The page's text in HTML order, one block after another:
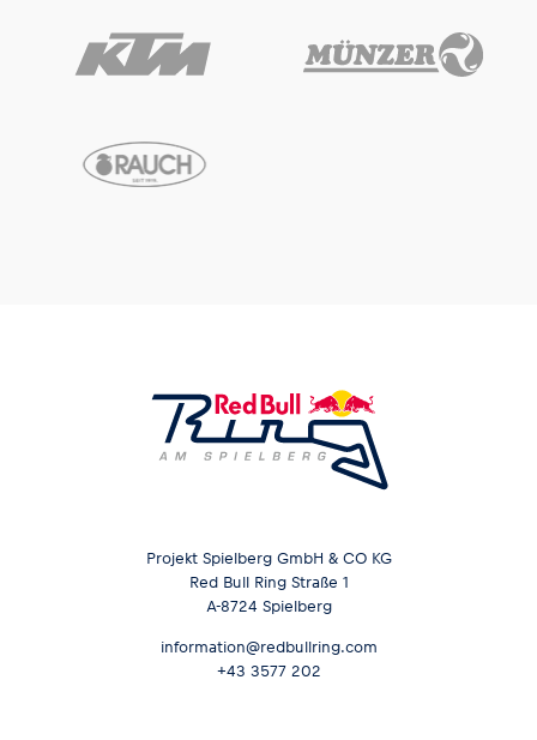
Projekt Spielberg GmbH & CO KG
Red Bull Ring Straße 1
A-8724 Spielberg
information@redbullring.com
+43 3577 202